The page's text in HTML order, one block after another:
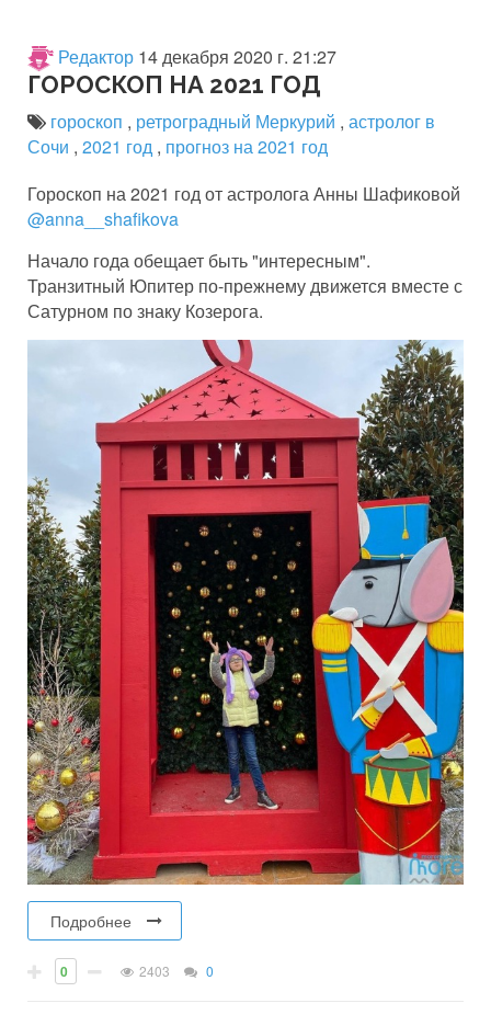
Редактор 14 декабря 2020 г. 21:27
ГОРОСКОП НА 2021 ГОД
гороскоп , ретроградный Меркурий , астролог в
Сочи , 2021 год , прогноз на 2021 год
Гороскоп на 2021 год от астролога Анны Шафиковой
@anna__shafikova
Начало года обещает быть "интересным".
Транзитный Юпитер по-прежнему движется вместе с
Сатурном по знаку Козерога.
Подробнее
0 2403 0